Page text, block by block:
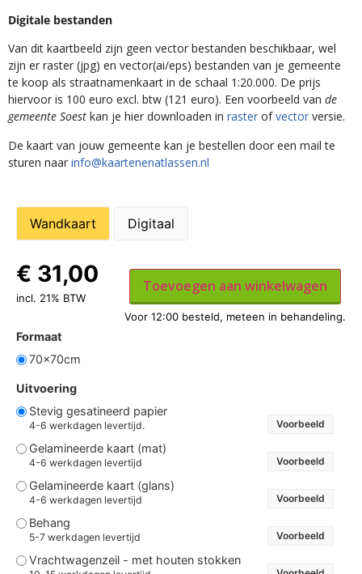
Digitale bestanden
Van dit kaartbeeld zijn geen vector bestanden beschikbaar, wel
zijn er raster (jpg) en vector(ai/eps) bestanden van je gemeente
te koop als straatnamenkaart in de schaal 1:20.000. De prijs
hiervoor is 100 euro excl. btw (121 euro). Een voorbeeld van de
gemeente Soest kan je hier downloaden in raster ofvector versie.
De kaart van jouw gemeente kan je bestellen door een mail te
sturen naar info@kaartenenatlassen.nl
Wandkaart Digitaal
Formaat
70x70cm
Uitvoering
Stevig gesatineerd papier
4-6 werkdagen levertijd. Voorbeeld
Gelamineerde kaart (mat)
4-6 werkdagen levertijd Voorbeeld
Gelamineerde kaart (glans)
4-6 werkdagen levertijd Voorbeeld
Behang
5-7 werkdagen levertijd Voorbeeld
Vrachtwagenzeil - met houten stokken
€ 31,00
incl. 21% BTW
Toevoegen aan winkelwagen